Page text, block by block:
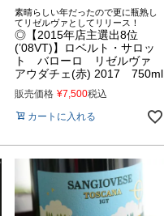
素晴らしい年だったので更に瓶熟し
てリゼルヴァとしてリリース！
◎【2015年店主選出8位
(’08VT)】ロベルト・サロッ
ト バローロ リゼルヴァ
アウダチェ(赤) 2017 750ml
販売価格 ¥7,500税込
カートに入れる